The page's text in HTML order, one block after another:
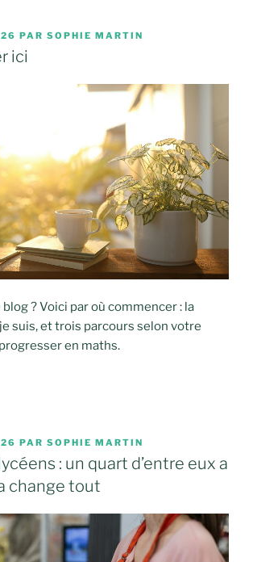
PAR SOPHIE MARTIN
ici
? Voici par où commencer : la
suis, et trois parcours selon votre
en maths.
PAR SOPHIE MARTIN
: un quart d’entre eux a
change tout